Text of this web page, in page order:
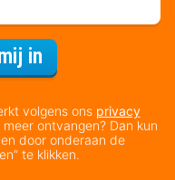
in
volgens ons privacy
ontvangen? Dan kun
door onderaan de
te klikken.